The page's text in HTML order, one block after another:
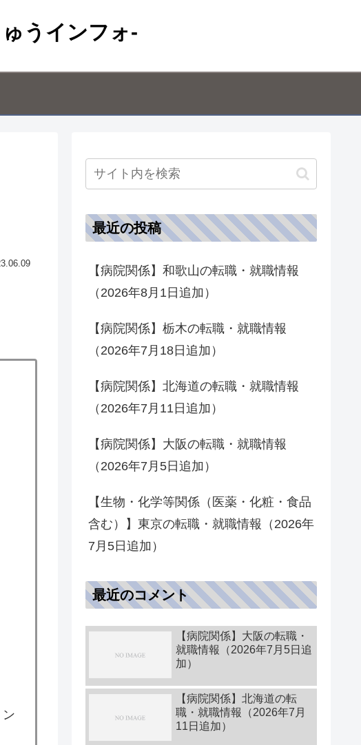
うインフォ-
最近の投稿
【病院関係】和歌山の転職・就職情報
（2026年8月1日追加）
【病院関係】栃木の転職・就職情報
（2026年7月18日追加）
【病院関係】北海道の転職・就職情報
（2026年7月11日追加）
【病院関係】大阪の転職・就職情報
（2026年7月5日追加）
【生物・化学等関係（医薬・化粧・食品
含む）】東京の転職・就職情報（2026年
7月5日追加）
最近のコメント
【病院関係】大阪の転職・
就職情報（2026年7月5日追
加）
【病院関係】北海道の転
職・就職情報（2026年7月
11日追加）